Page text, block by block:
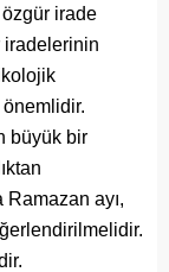
irade
iradelerinin
önemlidir.
büyük bir
Ramazan ayı,